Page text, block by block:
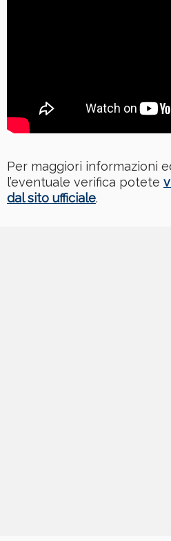
Per maggiori informazioni
l’eventuale verifica potete
dal sito ufficiale.